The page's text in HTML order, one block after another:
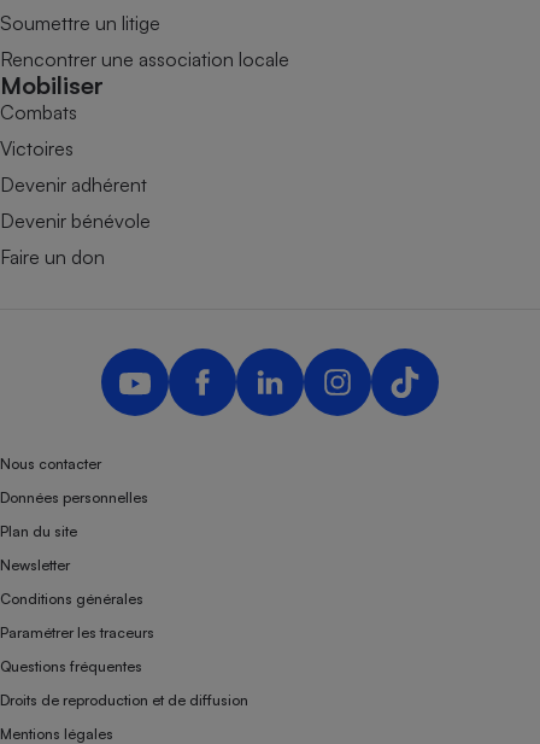
Soumettre un litige
Rencontrer une association locale
Mobiliser
Combats
Victoires
Devenir adhérent
Devenir bénévole
Faire un don
Nous contacter
Données personnelles
Plan du site
Newsletter
Conditions générales
Paramétrer les traceurs
Questions fréquentes
Droits de reproduction et de diffusion
Mentions légales